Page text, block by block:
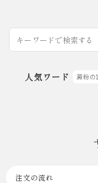
人気ワード 澱粉の
注文の流れ